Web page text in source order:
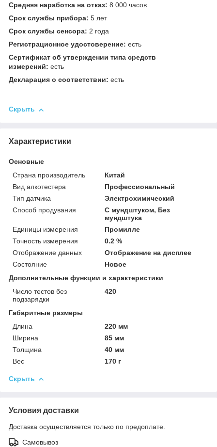
Средняя наработка на отказ: 8 000 часов
Срок службы прибора: 5 лет
Срок службы сенсора: 2 года
Регистрационное удостоверение: есть
Сертификат об утверждении типа средств
измерений: есть
Декларация о соответствии: есть
Скрыть
Характеристики
Основные
Страна производитель
Китай
Вид алкотестера
Профессиональный
Тип датчика
Электрохимический
Способ продувания
С мундштуком, Без
мундштука
Единицы измерения
Промилле
Точность измерения
0.2 %
Отображение данных
Отображение на дисплее
Состояние
Новое
Дополнительные функции и характеристики
Число тестов без
подзарядки
420
Габаритные размеры
Длина
220 мм
Ширина
85 мм
Толщина
40 мм
Вес
170 г
Скрыть
Условия доставки
Доставка осуществляется только по предоплате.
Самовывоз